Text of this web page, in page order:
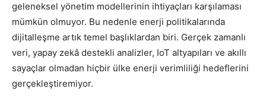
geleneksel yönetim modellerinin ihtiyaçları karşılaması
mümkün olmuyor. Bu nedenle enerji politikalarında
dijitalleşme artık temel başlıklardan biri. Gerçek zamanlı
veri, yapay zekâ destekli analizler, IoT altyapıları ve akıllı
sayaçlar olmadan hiçbir ülke enerji verimliliği hedeflerini
gerçekleştiremiyor.